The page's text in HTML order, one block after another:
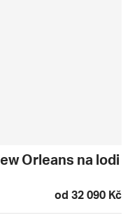
Orleans na lodi
od 32 090 Kč